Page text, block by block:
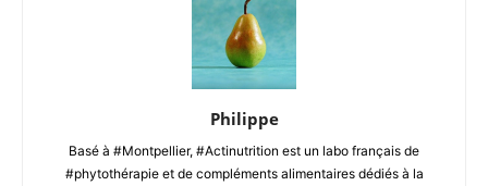
Philippe
Basé à #Montpellier, #Actinutrition est un labo français de
#phytothérapie et de compléments alimentaires dédiés à la